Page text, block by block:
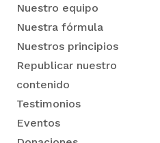
Nuestro equipo
Nuestra fórmula
Nuestros principios
Republicar nuestro
contenido
Testimonios
Eventos